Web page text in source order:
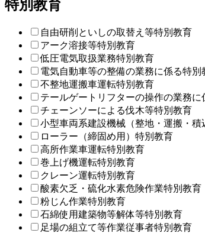
特別教育
自由研削といしの取替え等特別教育
アーク溶接等特別教育
低圧電気取扱業務特別教育
電気自動車等の整備の業務に係る特別
不整地運搬車運転特別教育
テールゲートリフターの操作の業務に
チェーンソーによる伐木等特別教育
小型車両系建設機械（整地・運搬・
ローラー（締固め用）特別教育
高所作業車運転特別教育
巻上げ機運転特別教育
クレーン運転特別教育
酸素欠乏・硫化水素危険作業特別教育
粉じん作業特別教育
石綿使用建築物等解体等特別教育
足場の組立て等作業従事者特別教育